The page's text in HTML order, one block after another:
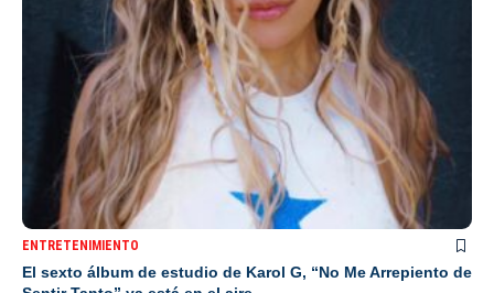
ENTRETENIMIENTO
El sexto álbum de estudio de Karol G, “No Me Arrepiento de